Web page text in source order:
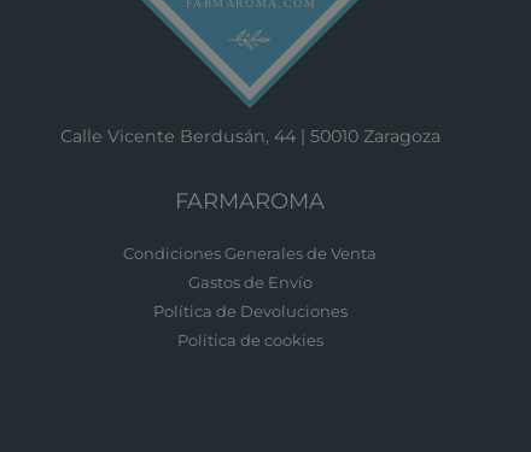
Calle Vicente Berdusán, 44 | 50010 Zaragoza
FARMAROMA
Condiciones Generales de Venta
Gastos de Envío
Política de Devoluciones
Política de cookies